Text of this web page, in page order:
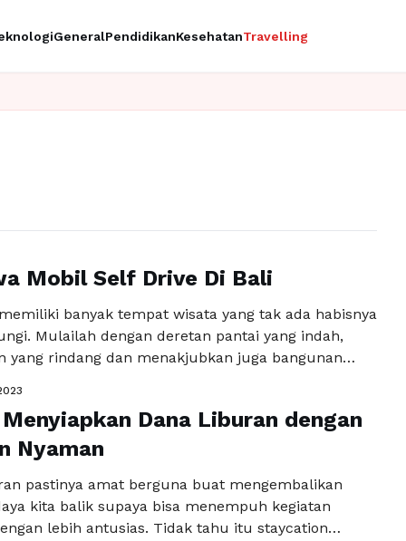
GeneralPendidikanKesehatanTravelling
Mobil Self Drive Di Bali
banyak tempat wisata yang tak ada habisnya
Mulailah dengan deretan pantai yang indah,
yang rindang dan menakjubkan juga bangunan
sangat menarik. Kapal pesiar Bali bisa sangat
dicoba. Jika Anda ingin melihat Bali dalam
dalam grup, tidak mungkin mengubah tujuan
Anda sendiri. …
Dana Liburan dengan
Nyaman
pastinya amat berguna buat mengembalikan
kita balik supaya bisa menempuh kegiatan
lebih antusias. Tidak tahu itu staycation